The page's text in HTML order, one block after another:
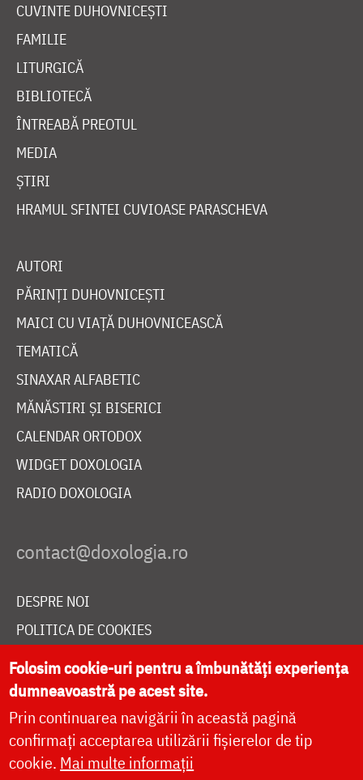
CUVINTE DUHOVNICEȘTI
FAMILIE
LITURGICĂ
BIBLIOTECĂ
ÎNTREABĂ PREOTUL
MEDIA
ȘTIRI
HRAMUL SFINTEI CUVIOASE PARASCHEVA
AUTORI
PĂRINȚI DUHOVNICEȘTI
MAICI CU VIAȚĂ DUHOVNICEASCĂ
TEMATICĂ
SINAXAR ALFABETIC
MĂNĂSTIRI ȘI BISERICI
CALENDAR ORTODOX
WIDGET DOXOLOGIA
RADIO DOXOLOGIA
DESPRE NOI
POLITICA DE COOKIES
DONEAZĂ ONLINE PENTRU CATEDRALA NAȚIONALĂ
LIVE
Folosim cookie-uri pentru a îmbunătăți experiența
dumneavoastră pe acest site.
Prin continuarea navigării în această pagină
confirmați acceptarea utilizării fișierelor de tip
cookie. Mai multe informații